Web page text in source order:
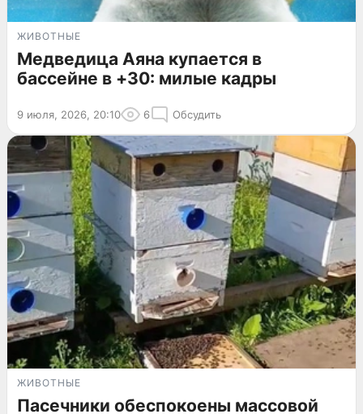
ЖИВОТНЫЕ
Медведица Аяна купается в
бассейне в +30: милые кадры
9 июля, 2026, 20:10 6 Обсудить
ЖИВОТНЫЕ
Пасечники обеспокоены массовой